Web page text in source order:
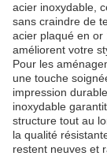
acier inoxydable,
sans craindre de
acier plaqué en
améliorent votre
Pour les
une touche
impression
inoxydable
structure tout au
la qualité
restent neuves et